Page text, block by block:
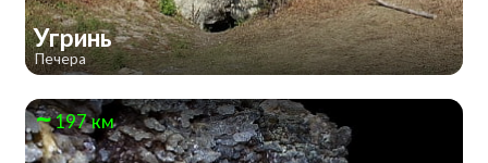
Угринь
Печера
197 км